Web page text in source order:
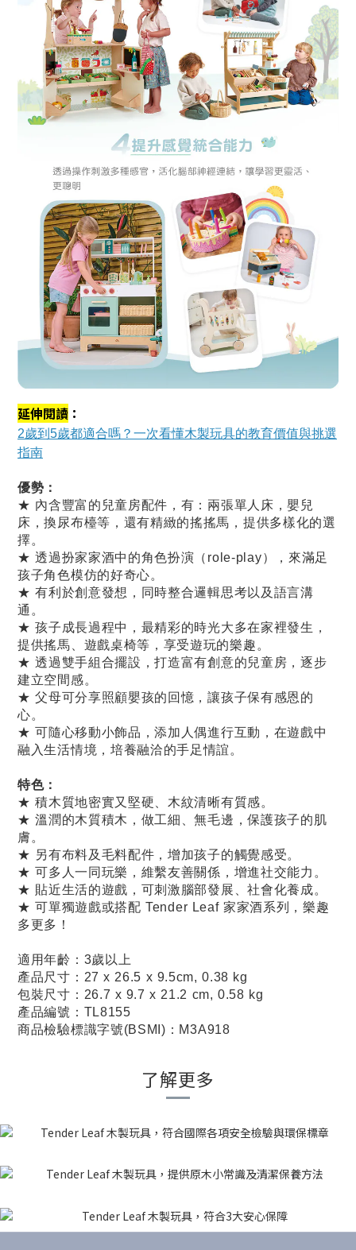
延伸閱讀 ：
2歲到5歲都適合嗎？一次看懂木製玩具的教育價值與挑選
指南
優勢：
★ 內含豐富的兒童房配件，有：兩張單人床，嬰兒
床，換尿布檯等，還有精緻的搖搖馬，提供多樣化的選
擇。
★ 透過扮家家酒中的角色扮演（role-play），來滿足
孩子角色模仿的好奇心。
★ 有利於創意發想，同時整合邏輯思考以及語言溝
通。
★ 孩子成長過程中，最精彩的時光大多在家裡發生，
提供搖馬、遊戲桌椅等，享受遊玩的樂趣。
★ 透過雙手組合擺設，打造富有創意的兒童房，逐步
建立空間感。
★ 父母可分享照顧嬰孩的回憶，讓孩子保有感恩的
心。
★ 可隨心移動小飾品，添加人偶進行互動，在遊戲中
融入生活情境，培養融洽的手足情誼。
特色：
★ 積木質地密實又堅硬、木紋清晰有質感。
★ 溫潤的木質積木，做工細、無毛邊，保護孩子的肌
膚。
★ 另有布料及毛料配件，增加孩子的觸覺感受。
★ 可多人一同玩樂，維繫友善關係，增進社交能力。
★ 貼近生活的遊戲，可刺激腦部發展、社會化養成。
★ 可單獨遊戲或搭配 Tender Leaf 家家酒系列，樂趣
多更多！
適用年齡：3歲以上
產品尺寸：27 x 26.5 x 9.5cm, 0.38 kg
包裝尺寸：26.7 x 9.7 x 21.2 cm, 0.58 kg
產品編號：TL8155
商品檢驗標識字號(BSMI)：M3A918
了解更多